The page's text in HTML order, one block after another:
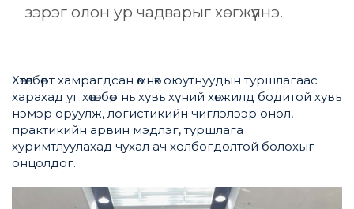
зэрэг олон ур чадварыг хөгжүүлнэ.
Хөтөлбөрт хамрагдсан өмнөх оюутнуудын туршлагаас
харахад уг хөтөлбөр нь хувь хүний хөгжилд бодитой хувь
нэмэр оруулж, логистикийн чиглэлээр онол,
практикийн арвин мэдлэг, туршлага
хуримтлуулахад чухал ач холбогдолтой болохыг
онцолдог.